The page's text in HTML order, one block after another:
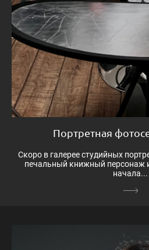
Портретная
Скоро в галерее студийных
печальный книжный персонаж
начала...